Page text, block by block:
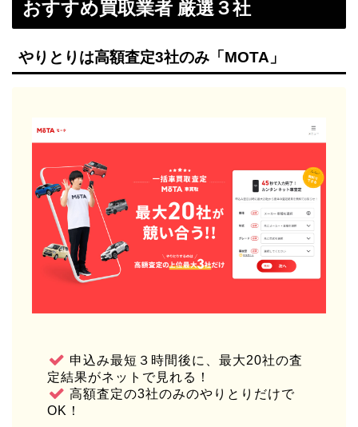
おすすめ買取業者 厳選３社
やりとりは高額査定3社のみ「MOTA」
申込み最短３時間後に、最大20社の査
定結果がネットで見れる！
高額査定の3社のみのやりとりだけで
OK！